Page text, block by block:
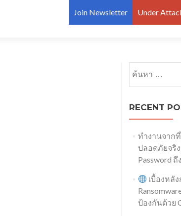
Join Newsletter Under
DDoS
in 2017
Remote
Monitoring
ค้นหาสำหรับ:
RECENT
ทำงานจาก
ปลอดภัยจริ
Password
เบื้องหลั
ป้องกันด้วย